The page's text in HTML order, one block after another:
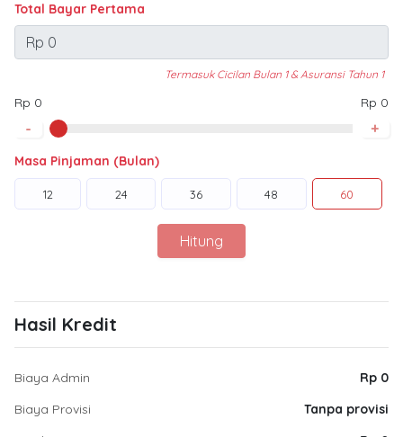
Total Bayar Pertama
Termasuk Cicilan Bulan 1 & Asuransi Tahun 1
Rp 0 Rp 0
- +
Masa Pinjaman (Bulan)
12 24 36 48 60
Hitung
Hasil Kredit
Biaya Admin
Rp 0
Biaya Provisi
Tanpa provisi